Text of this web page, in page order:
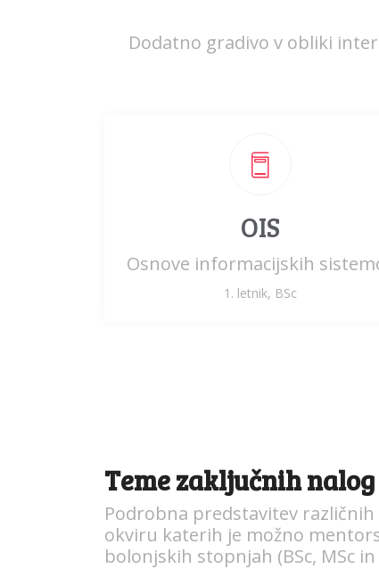
Dodatno gradivo v obliki
OIS
Osnove informacijskih
1. letnik, BSc
Teme zaključnih nalog
Podrobna predstavitev
okviru katerih je možno
bolonjskih stopnjah (BSc, MSc in